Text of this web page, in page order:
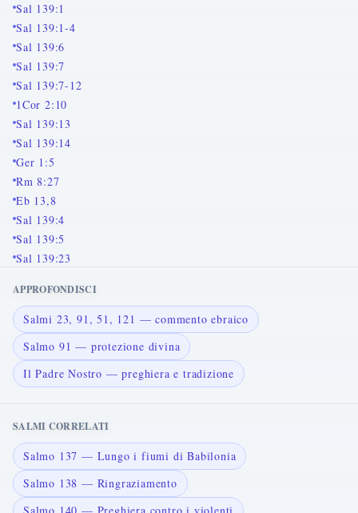
Sal 139:1
Sal 139:1-4
Sal 139:6
Sal 139:7
Sal 139:7-12
1Cor 2:10
Sal 139:13
Sal 139:14
Ger 1:5
Rm 8:27
Eb 13,8
Sal 139:4
Sal 139:5
Sal 139:23
APPROFONDISCI
Salmi 23, 91, 51, 121 — commento ebraico
Salmo 91 — protezione divina
Il Padre Nostro — preghiera e tradizione
SALMI CORRELATI
Salmo 137 — Lungo i fiumi di Babilonia
Salmo 138 — Ringraziamento